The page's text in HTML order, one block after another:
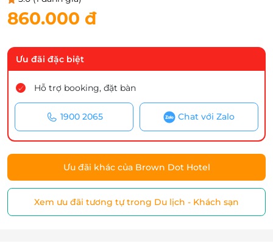
860.000 đ
Ưu đãi đặc biệt
Hỗ trợ booking, đặt bàn
1900 2065 Chat với Zalo
Ưu đãi khác của Brown Dot Hotel
Xem ưu đãi tương tự trong Du lịch - Khách sạn